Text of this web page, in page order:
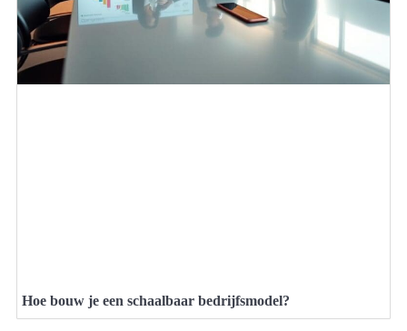
Hoe bouw je een schaalbaar bedrijfsmodel?